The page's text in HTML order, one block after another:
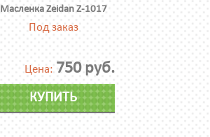
Масленка Zeidan Z-1017
Под заказ
Цена: 750 руб.
КУПИТЬ